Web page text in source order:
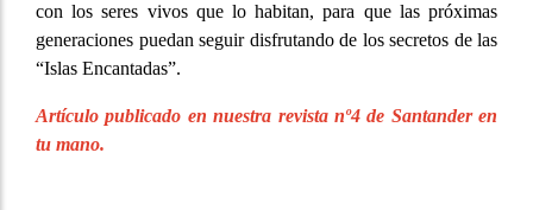
con los seres vivos que lo habitan, para que las próximas
generaciones puedan seguir disfrutando de los secretos de las
“Islas Encantadas”.
Artículo publicado en nuestra revista nº4 de Santander en
tu mano.